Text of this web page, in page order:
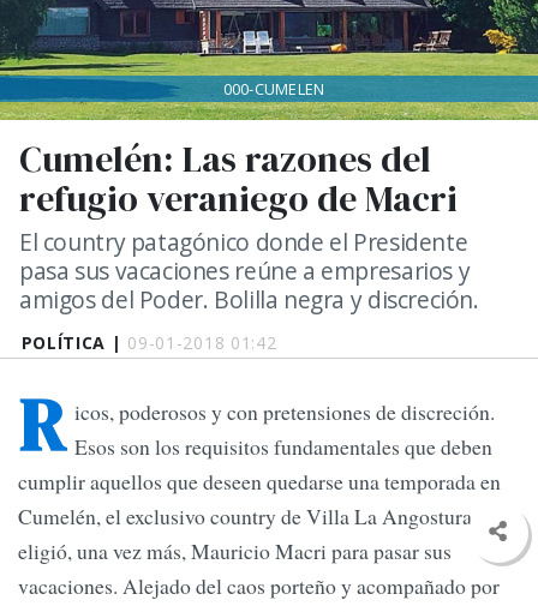
POLÍTICA | 09-01-2018 01:42
Cumelén: Las razones del
refugio veraniego de Macri
El country patagónico donde el Presidente
pasa sus vacaciones reúne a empresarios y
amigos del Poder. Bolilla negra y discreción.
000-CUMELEN
R icos, poderosos y con pretensiones de discreción.
Esos son los requisitos fundamentales que deben
cumplir aquellos que deseen quedarse una temporada en
Cumelén, el exclusivo country de Villa La Angostura que
eligió, una vez más, Mauricio Macri para pasar sus
vacaciones. Alejado del caos porteño y acompañado por